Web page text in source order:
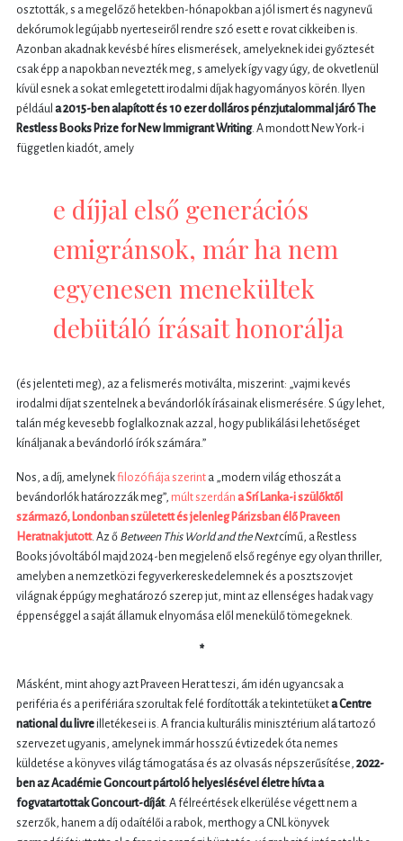
osztották, s a megelőző hetekben-hónapokban a jól ismert és nagynevű
dekórumok legújabb nyerteseiről rendre szó esett e rovat cikkeiben is.
Azonban akadnak kevésbé híres elismerések, amelyeknek idei győztesét
csak épp a napokban nevezték meg, s amelyek így vagy úgy, de okvetlenül
kívül esnek a sokat emlegetett irodalmi díjak hagyományos körén. Ilyen
például a 2015-ben alapított és10 ezer dolláros pénzjutalommal járó The
Restless Books Prize for New Immigrant Writing. A mondott New York-i
független kiadót, amely
e díjjal első generációs
emigránsok, már ha nem
egyenesen menekültek
debütáló írásait honorálja
(és jelenteti meg), az a felismerés motiválta, miszerint: „vajmi kevés
irodalmi díjat szentelnek a bevándorlók írásainak elismerésére. S úgy lehet,
talán még kevesebb foglalkoznak azzal, hogy publikálási lehetőséget
kínáljanak a bevándorló írók számára.”
Nos, a díj, amelynekfilozófiája szerint a „modern világ ethoszát a
bevándorlók határozzák meg”, múlt szerdán a Srí Lanka-i szülőktől
származó, Londonban született és jelenleg Párizsban élő Praveen
Heratnak jutott. Az ő Between This World and the Nextcímű, a Restless
Books jóvoltából majd 2024-ben megjelenő első regénye egy olyan thriller,
amelyben a nemzetközi fegyverkereskedelemnek és a posztszovjet
világnak éppúgy meghatározó szerep jut, mint az ellenséges hadak vagy
éppenséggel a saját államuk elnyomása elől menekülő tömegeknek.
*
Másként, mint ahogy azt Praveen Herat teszi, ám idén ugyancsak a
periféria és a perifériára szorultak felé fordították a tekintetüketa Centre
national du livreilletékesei is. A francia kulturális minisztérium alá tartozó
szervezet ugyanis, amelynek immár hosszú évtizedek óta nemes
küldetése a könyves világ támogatása és az olvasás népszerűsítése, 2022-
ben az Académie Goncourt pártoló helyeslésével életre hívta a
fogvatartottak Goncourt-díját. A félreértések elkerülése végett nem a
szerzők, hanem a díj odaítélői a rabok, merthogy a CNL könyvek